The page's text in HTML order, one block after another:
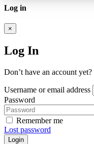
Log in
×
Log In
Don’t have an account yet?
Username or email address
Password
Remember me
Lost password
Login